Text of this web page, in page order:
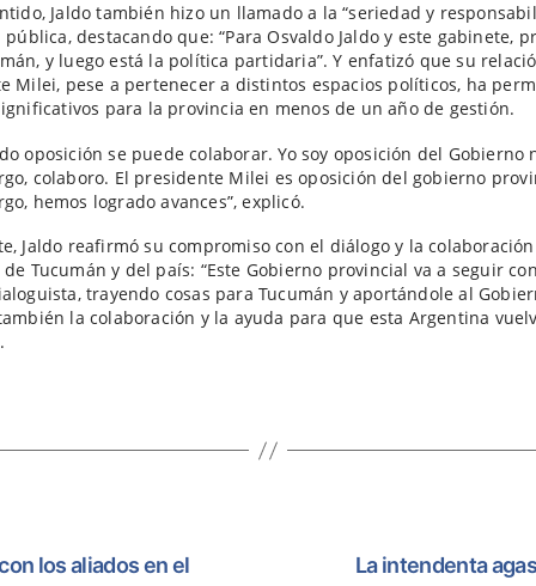
Jaldo también hizo un llamado a la “seriedad y
destacando que: “Para Osvaldo Jaldo y este gabinete,
y luego está la política partidaria”. Y enfatizó que su
Milei, pese a pertenecer a distintos espacios políticos, ha
para la provincia en menos de un año de gestión.
oposición se puede colaborar. Yo soy oposición del Gobierno
colaboro. El presidente Milei es oposición del gobierno
hemos logrado avances”, explicó.
Jaldo reafirmó su compromiso con el diálogo y la
Tucumán y del país: “Este Gobierno provincial va a seguir
trayendo cosas para Tucumán y aportándole al
la colaboración y la ayuda para que esta Argentina
los aliados en el La intendenta